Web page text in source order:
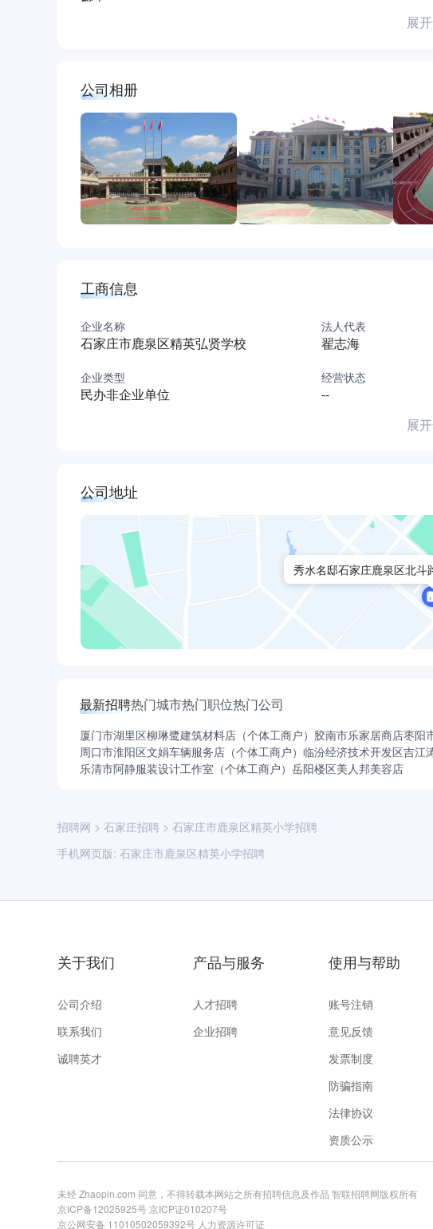
展
公司相册
工商信息
企业名称
石家庄市鹿泉区精英弘贤学校
法人代表
翟志海
企业类型
民办非企业单位
经营状态
--
展
公司地址
秀水名邸石家庄鹿泉区北
最新招聘热门城市热门职位热门公司
厦门市湖里区柳琳鹭建筑材料店（个体工商户） 胶南市乐家居商店枣阳
周口市淮阳区文娟车辆服务店（个体工商户） 临汾经济技术开发区吉江
乐清市阿静服装设计工作室（个体工商户） 岳阳楼区美人邦美容店
招聘网 > 石家庄招聘 > 石家庄市鹿泉区精英小学招聘
手机网页版: 石家庄市鹿泉区精英小学招聘
关于我们
公司介绍
联系我们
诚聘英才
产品与服务
人才招聘
企业招聘
使用与帮助
账号注销
意见反馈
发票制度
防骗指南
法律协议
资质公示
未经 Zhaopin.com 同意，不得转载本网站之所有招聘信息及作品 智联招聘网版权所有
京ICP备12025925号京ICP证010207号
京公网安备 11010502059392号 人力资源许可证